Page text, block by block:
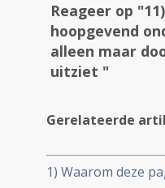
Reageer op
hoopgevend
alleen maar
uitziet "
Gerelateerde
1) Waarom deze